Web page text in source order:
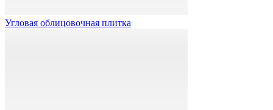
Угловая облицовочная плитка